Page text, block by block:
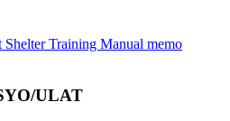
Shelter Training Manual memo
ULAT